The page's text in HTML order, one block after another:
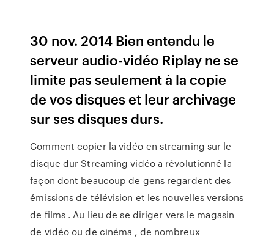
30 nov. 2014 Bien entendu le
serveur audio-vidéo Riplay ne se
limite pas seulement à la copie
de vos disques et leur archivage
sur ses disques durs.
Comment copier la vidéo en streaming sur le
disque dur Streaming vidéo a révolutionné la
façon dont beaucoup de gens regardent des
émissions de télévision et les nouvelles versions
de films . Au lieu de se diriger vers le magasin
de vidéo ou de cinéma , de nombreux